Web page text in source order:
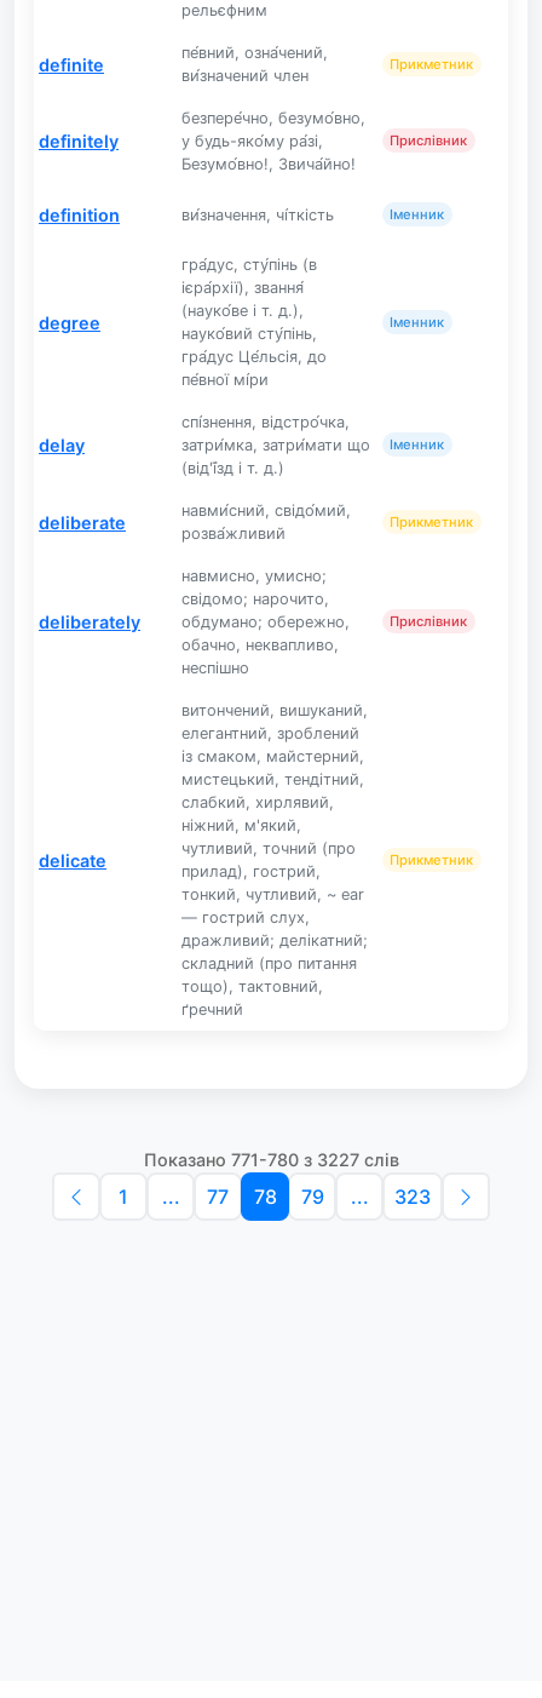
рельєфним
definite
пе́вний, озна́чений,
ви́значений член
Прикметник
definitely
безпере́чно, безумо́вно,
у будь-яко́му ра́зі,
Безумо́вно!, Звича́йно!
Прислівник
definition ви́значення, чі́ткість Іменник
degree
гра́дус, сту́пінь (в
ієра́рхії), звання́
(науко́ве і т. д.),
науко́вий сту́пінь,
гра́дус Це́льсiя, до
пе́вної мі́ри
Іменник
delay
спі́знення, відстро́чка,
затри́мка, затри́мати що
(від'ї́зд і т. д.)
Іменник
deliberate
навми́сний, свідо́мий,
розва́жливий
Прикметник
deliberately
навмисно, умисно;
свідомо; нарочито,
обдумано; обережно,
обачно, неквапливо,
неспішно
Прислівник
delicate
витончений, вишуканий,
елегантний, зроблений
із смаком, майстерний,
мистецький, тендітний,
слабкий, хирлявий,
ніжний, м'який,
чутливий, точний (про
прилад), гострий,
тонкий, чутливий, ~ ear
— гострий слух,
дражливий; делікатний;
складний (про питання
тощо), тактовний,
ґречний
Прикметник
Показано 771-780 з 3227 слів
1 ... 77 78 79 ... 323